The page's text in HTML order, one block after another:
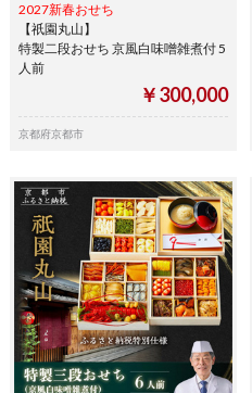
2027新春おせち
【祇園丸山】
特製二段おせち 京風白味噌雑煮付 5
人前
￥300,000
京都府京都市